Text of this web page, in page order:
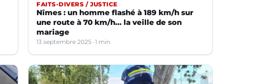
FAITS-DIVERS / JUSTICE
Nîmes : un homme flashé à 189 km/h sur
une route à 70 km/h… la veille de son
mariage
13 septembre 2025 1 min